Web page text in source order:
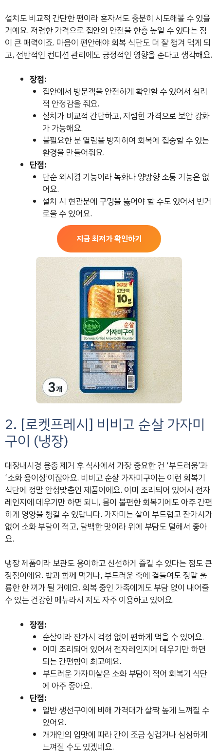
설치도 비교적 간단한 편이라 혼자서도 충분히 시도해볼 수 있을
거예요. 저렴한 가격으로 집안의 안전을 한층 높일 수 있다는 점
이 큰 매력이죠. 마음이 편안해야 회복 식단도 더 잘 챙겨 먹게 되
고, 전반적인 컨디션 관리에도 긍정적인 영향을 준다고 생각해요.
장점:
집안에서 방문객을 안전하게 확인할 수 있어서 심리
적 안정감을 줘요.
설치가 비교적 간단하고, 저렴한 가격으로 보안 강화
가 가능해요.
불필요한 문 열림을 방지하여 회복에 집중할 수 있는
환경을 만들어줘요.
단점:
단순 외시경 기능이라 녹화나 양방향 소통 기능은 없
어요.
설치 시 현관문에 구멍을 뚫어야 할 수도 있어서 번거
로울 수 있어요.
지금 최저가 확인하기
2. [로켓프레시] 비비고 순살 가자미
구이 (냉장)
대장내시경 용종 제거 후 식사에서 가장 중요한 건 ‘부드러움’과
‘소화 용이성’이잖아요. 비비고 순살 가자미구이는 이런 회복기
식단에 정말 안성맞춤인 제품이에요. 이미 조리되어 있어서 전자
레인지에 데우기만 하면 되니, 몸이 불편한 회복기에도 아주 간편
하게 영양을 챙길 수 있답니다. 가자미는 살이 부드럽고 잔가시가
없어 소화 부담이 적고, 담백한 맛이라 위에 부담도 덜해서 좋아
요.
냉장 제품이라 보관도 용이하고 신선하게 즐길 수 있다는 점도 큰
장점이에요. 밥과 함께 먹거나, 부드러운 죽에 곁들여도 정말 훌
륭한 한 끼가 될 거예요. 회복 중인 가족에게도 부담 없이 내어줄
수 있는 건강한 메뉴라서 저도 자주 이용하고 있어요.
장점:
순살이라 잔가시 걱정 없이 편하게 먹을 수 있어요.
이미 조리되어 있어서 전자레인지에 데우기만 하면
되는 간편함이 최고예요.
부드러운 가자미살은 소화 부담이 적어 회복기 식단
에 아주 좋아요.
단점:
일반 생선구이에 비해 가격대가 살짝 높게 느껴질 수
있어요.
개개인의 입맛에 따라 간이 조금 싱겁거나 심심하게
느껴질 수도 있겠네요.